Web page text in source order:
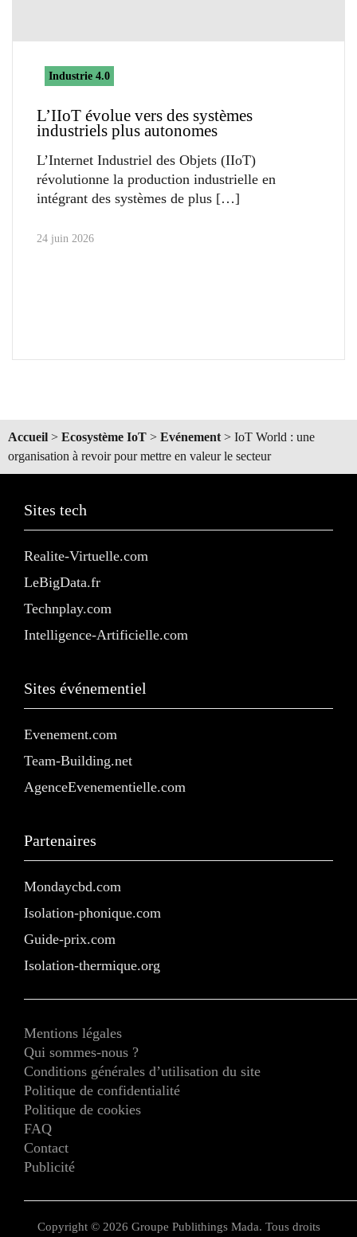
Industrie 4.0
L’IIoT évolue vers des systèmes
industriels plus autonomes
L’Internet Industriel des Objets (IIoT)
révolutionne la production industrielle en
intégrant des systèmes de plus
24 juin 2026
Accueil > Ecosystème IoT > Evénement> IoT World : une
organisation à revoir pour mettre en valeur le secteur
Sites tech
Realite-Virtuelle.com
LeBigData.fr
Technplay.com
Intelligence-Artificielle.com
Sites événementiel
Evenement.com
Team-Building.net
AgenceEvenementielle.com
Partenaires
Mondaycbd.com
Isolation-phonique.com
Guide-prix.com
Isolation-thermique.org
Mentions légales
Qui sommes-nous ?
Conditions générales d’utilisation du site
Politique de confidentialité
Politique de cookies
FAQ
Contact
Publicité
Copyright © 2026 Groupe Publithings Mada. Tous droits